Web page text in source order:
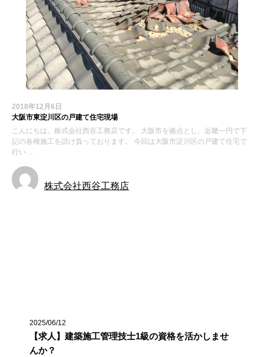
2018年12月6日
大阪市東淀川区の戸建て住宅現場
こんにちは。株式会社西谷工務店です。 大阪市を拠点とし、近畿一円で下
記の各種施工を請け負っております。 今回は大阪市淀川区の戸建て住宅で
行い …
株式会社西谷工務店
2025/06/12
【求人】建築施工管理技士1級の資格を活かしませ
んか？